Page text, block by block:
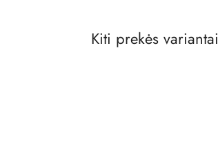
Kiti prekės variantai